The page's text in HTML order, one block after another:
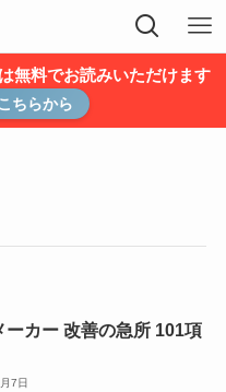
無料でお読みいただけます
ちらから
ーカー 改善の急所 101項
7日